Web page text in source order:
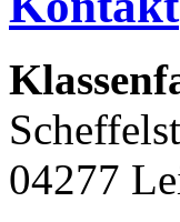
04277